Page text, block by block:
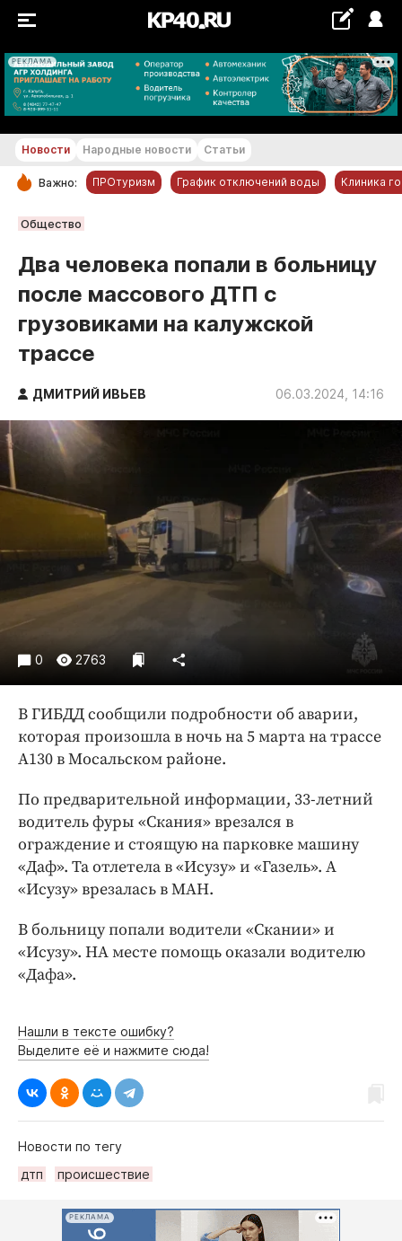
РЕКЛАМА
+16...+17 °С
РУБРИКИ
Статьи
Народные новости
Авто и транспорт
Благоустройство
Культура
Недвижимость и ЖКХ
Образование
Общество
Погода
Праздники
Происшествия
Экономика и бизнес
Блоги
Издания
Интересное чтиво
Клиника года
Бренд года
Работодатель года
Новости Народные новости Статьи
Важно: ПРОтуризм График отключений воды Клиника
Общество
Два человека попали в больницу
после массового ДТП с
грузовиками на калужской
трассе
ДМИТРИЙ ИВЬЕВ 06.03.2024, 14:16
0 2763
В ГИБДД сообщили подробности об аварии,
которая произошла в ночь на 5 марта на трассе
А130 в Мосальском районе.
По предварительной информации, 33-летний
водитель фуры «Скания» врезался в
ограждение и стоящую на парковке машину
«Даф». Та отлетела в «Исузу» и «Газель». А
«Исузу» врезалась в МАН.
В больницу попали водители «Скании» и
«Исузу». НА месте помощь оказали водителю
«Дафа».
Нашли в тексте ошибку?
Выделите её и нажмите сюда!
Новости по тегу
дтп
происшествие
РЕКЛАМА